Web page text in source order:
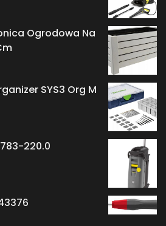
Ogrodowa Na
SYS3 Org M
220.0